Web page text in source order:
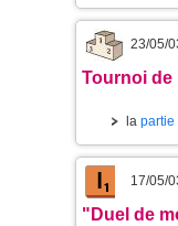
23/05/
Tournoi de
la partie
17/05/
"Duel de